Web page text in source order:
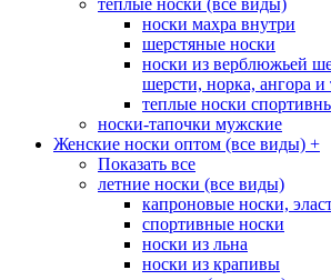
носки махра внутри
шерстяные носки
носки из верблюжьей
шерсти, норка, ангора и
теплые носки
носки-тапочки мужские
Женские носки оптом (все виды) +
Показать все
летние носки (все виды)
капроновые носки,
спортивные носки
носки из льна
носки из крапивы